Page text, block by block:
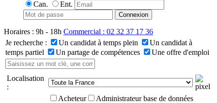
Can.
Ent.
Horaires : 9h - 18h Commercial : 02 32 37 17 36
Je recherche :
Un candidat à temps plein
Un candidat à
temps partiel
Un partage de compétences Une offre d'emploi
Localisation
:
Acheteur
Administrateur base de données